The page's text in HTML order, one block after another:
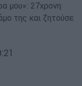
μου»: 27χρονη
της και ζητούσε